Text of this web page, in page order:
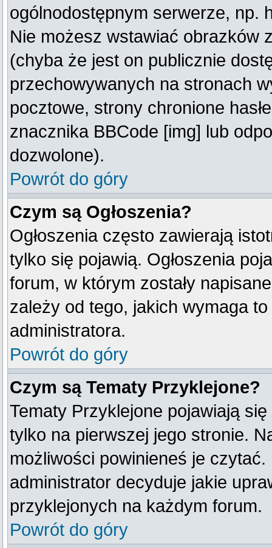
ogólnodostępnym serwerze, np.
Nie możesz wstawiać obrazków
(chyba że jest on publicznie
przechowywanych na stronach
pocztowe, strony chronione
znacznika BBCode [img] lub
dozwolone).
Powrót do góry
Czym są Ogłoszenia?
Ogłoszenia często zawierają
tylko się pojawią. Ogłoszenia
forum, w którym zostały
zależy od tego, jakich wymaga
administratora.
Powrót do góry
Czym są Tematy Przyklejone?
Tematy Przyklejone pojawiają
tylko na pierwszej jego stronie.
możliwości powinieneś je czytać.
administrator decyduje jakie
przyklejonych na każdym forum.
Powrót do góry